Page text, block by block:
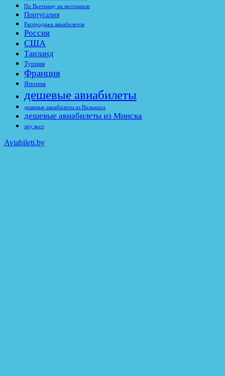
По Вьетнаму на мотоцикле
Португалия
Распродажа авиабилетов
Россия
США
Таиланд
Турция
Франция
Япония
дешевые авиабилеты
дешевые авиабилеты из Вильнюса
дешевые авиабилеты из Минска
лоу кост
Aviabileti.by